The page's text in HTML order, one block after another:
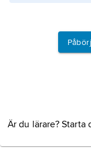
Är du lärare?